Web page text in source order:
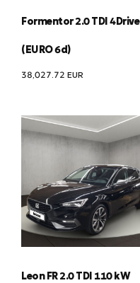
Formentor 2.0 TDI 4Drive
(EURO 6d)
38,027.72 EUR
Leon FR 2.0 TDI 110 kW